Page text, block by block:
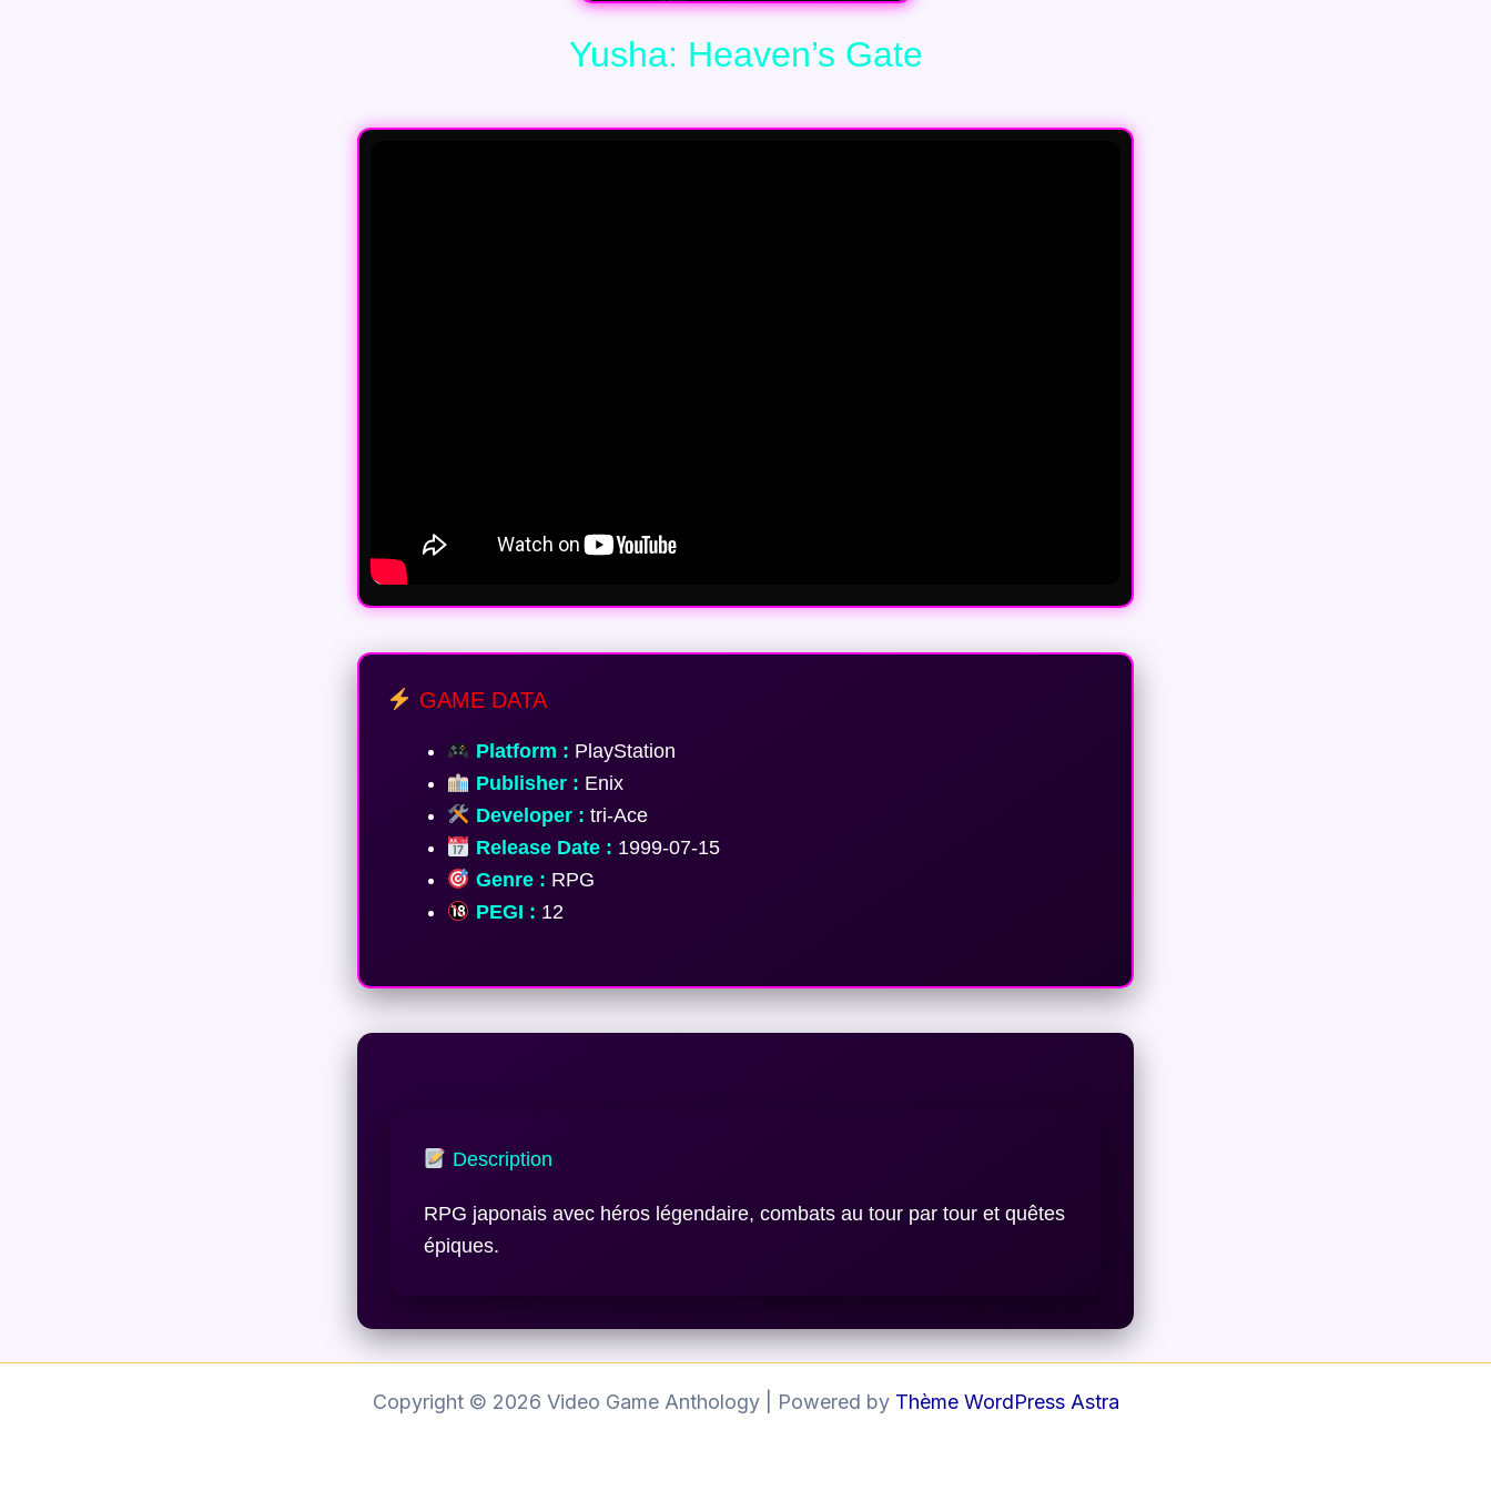
Yusha: Heaven’s Gate
GAME DATA
Platform : PlayStation
Publisher : Enix
Developer : tri-Ace
Release Date : 1999-07-15
Genre : RPG
PEGI : 12
Description
RPG japonais avec héros légendaire, combats au tour par tour et quêtes
épiques.
Copyright © 2026 Video Game Anthology | Powered by Thème WordPress Astra